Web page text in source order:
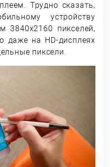
Трудно сказать,
устройству
3840х2160 пикселей,
даже на HD-дисплеях
пиксели.